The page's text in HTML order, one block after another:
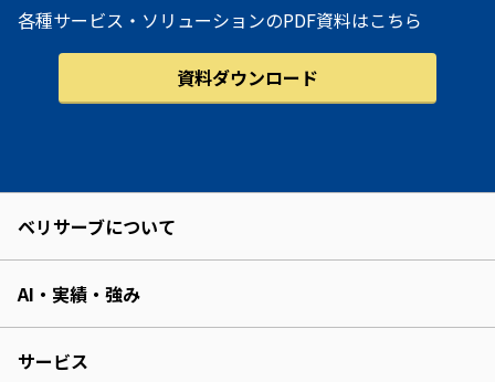
各種サービス・ソリューションのPDF資料はこちら
資料ダウンロード
ベリサーブについて
AI・実績・強み
サービス